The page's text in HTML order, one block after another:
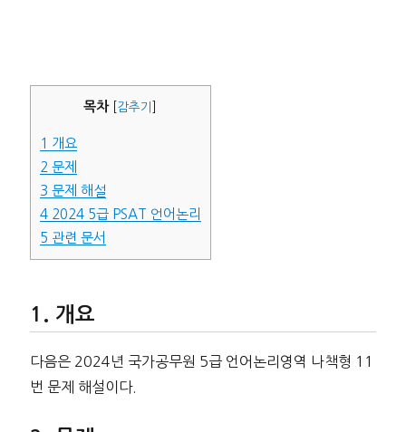
목차 감추기
1 개요
2 문제
3 문제 해설
42024 5급 PSAT 언어논리
5 관련 문서
개요
다음은 2024년 국가공무원 5급 언어논리영역 나책형 11
번 문제 해설이다.